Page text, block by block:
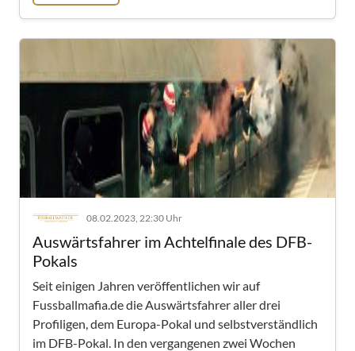
08.02.2023, 22:30 Uhr
Auswärtsfahrer im Achtelfinale des DFB-
Pokals
Seit einigen Jahren veröffentlichen wir auf
Fussballmafia.de die Auswärtsfahrer aller drei
Profiligen, dem Europa-Pokal und selbstverständlich
im DFB-Pokal. In den vergangenen zwei Wochen